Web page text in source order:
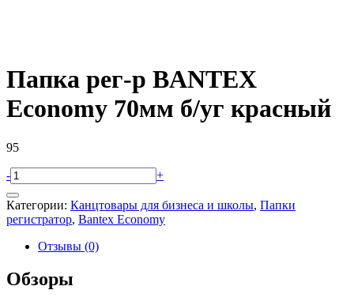
Папка рег-р BANTEX
Economy 70мм б/уг красный
95
- +
Категории: Канцтовары для бизнеса и школы, Папки
регистратор, Bantex Economy
Отзывы (0)
Обзоры